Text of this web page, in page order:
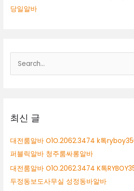
당일알바
색
최신 글
대전룸알바 O1O.2062.3474 k톡
퍼블릭알바 청주룸싸롱알바
대전룸알바 O1O.2062.3474 K톡
두정동보도사무실 성정동바알바